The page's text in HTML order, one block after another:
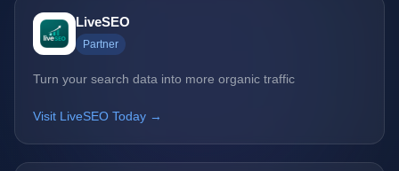
LiveSEO
Partner
Turn your search data into more organic traffic
Visit LiveSEO Today →